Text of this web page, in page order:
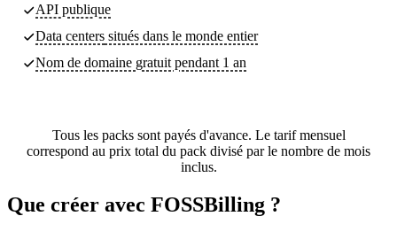
API publique
Data centers situés dans le monde entier
Nom de domaine gratuit pendant 1 an
Tous les packs sont payés d'avance. Le tarif mensuel
correspond au prix total du pack divisé par le nombre de mois
inclus.
Que créer avec FOSSBilling ?